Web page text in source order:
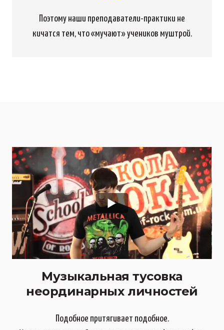
Поэтому наши преподаватели-практики не
кичатся тем, что «мучают» учеников муштрой.
Музыкальная тусовка
неординарных личностей
Подобное притягивает подобное.